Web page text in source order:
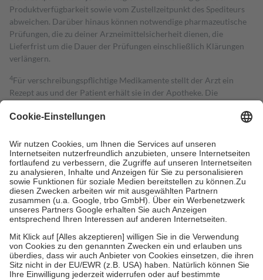
Produktverfügbarkeit sowie vom Zustellzeitpunkt des Spediteurs
abweichen. Darüber hinaus können notwendige pharmazeutische
Prüfungen, die zu deiner Arzneimittelsicherheit dienen, die
Lieferfrist um die Dauer der Prüfungen einschließlich Klärungen
verlängern.
4Für verschreibungspflichtige Medikamente stellt der Arzt ein
Rezept aus und der Patient erhält sie in der Apotheke. Die
Kosten dafür, der Versicherte trägt einen Teil davon als Zuzahlung
Grundsätzlich leisten Mitglieder Zuzahlungen in Höhe von zehn
Prozent des Abgabepreises,mindestensjedochfünf Euround
höchstens zehn Euro.Es sind jedoch nie mehr als die tatsächlichen
Kosten der Leistung zu entrichten.
Diese Regeln gelten grundsätzlich auch für Online-Apotheken.
Bei Heilmitteln und häuslicher Krankenpflege beträgt die
Zuzahlung zehn Prozent der Kosten sowie zehn Euro je
Um das Engagement der Versicherten für ihre eigene Gesundheit zu
stärken und die besondere Stellung der Familie zu unterstützen,
fallenkeine Zuzahlungen an bei:
• Kindern und Jugendlichen bis zum vollendeten 18. Lebensjahr